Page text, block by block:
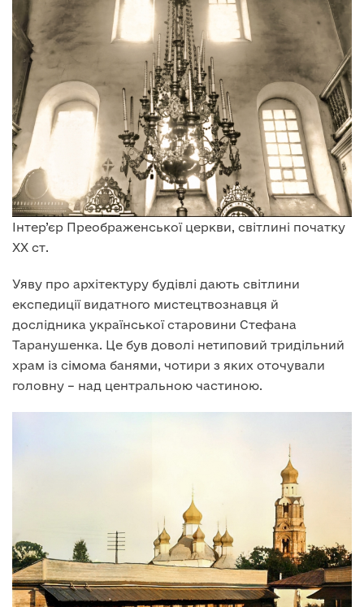
Інтер’єр Преображенської церкви, світлині початку
ХХ ст.
Уяву про архітектуру будівлі дають світлини
експедиції видатного мистецтвознавця й
дослідника української старовини Стефана
Таранушенка. Це був доволі нетиповий тридільний
храм із сімома банями, чотири з яких оточували
головну – над центральною частиною.